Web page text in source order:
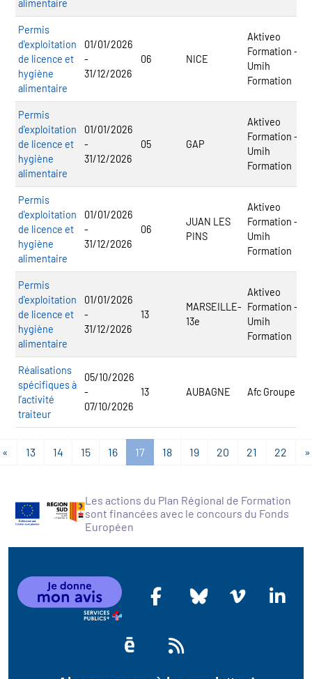
alimentaire
Permis
d'exploitation
de licence et
hygiène
alimentaire
01/01/2026
-
31/12/2026
06 NICE
Aktiveo
Formation -
Umih
Formation
Permis
d'exploitation
de licence et
hygiène
alimentaire
01/01/2026
-
31/12/2026
05 GAP
Aktiveo
Formation -
Umih
Formation
Permis
d'exploitation
de licence et
hygiène
alimentaire
01/01/2026
-
31/12/2026
06
JUAN LES
PINS
Aktiveo
Formation -
Umih
Formation
Permis
d'exploitation
de licence et
hygiène
alimentaire
01/01/2026
-
31/12/2026
13
MARSEILLE-
13e
Aktiveo
Formation -
Umih
Formation
Réalisations
spécifiques à
l’activité
traiteur
05/10/2026
-
07/10/2026
13 AUBAGNE Afc Groupe
« 13 14 15 16 17 18 19 20 21 22 »
Les actions du Plan Régional de Formation
sont financées avec le concours du Fonds
Européen